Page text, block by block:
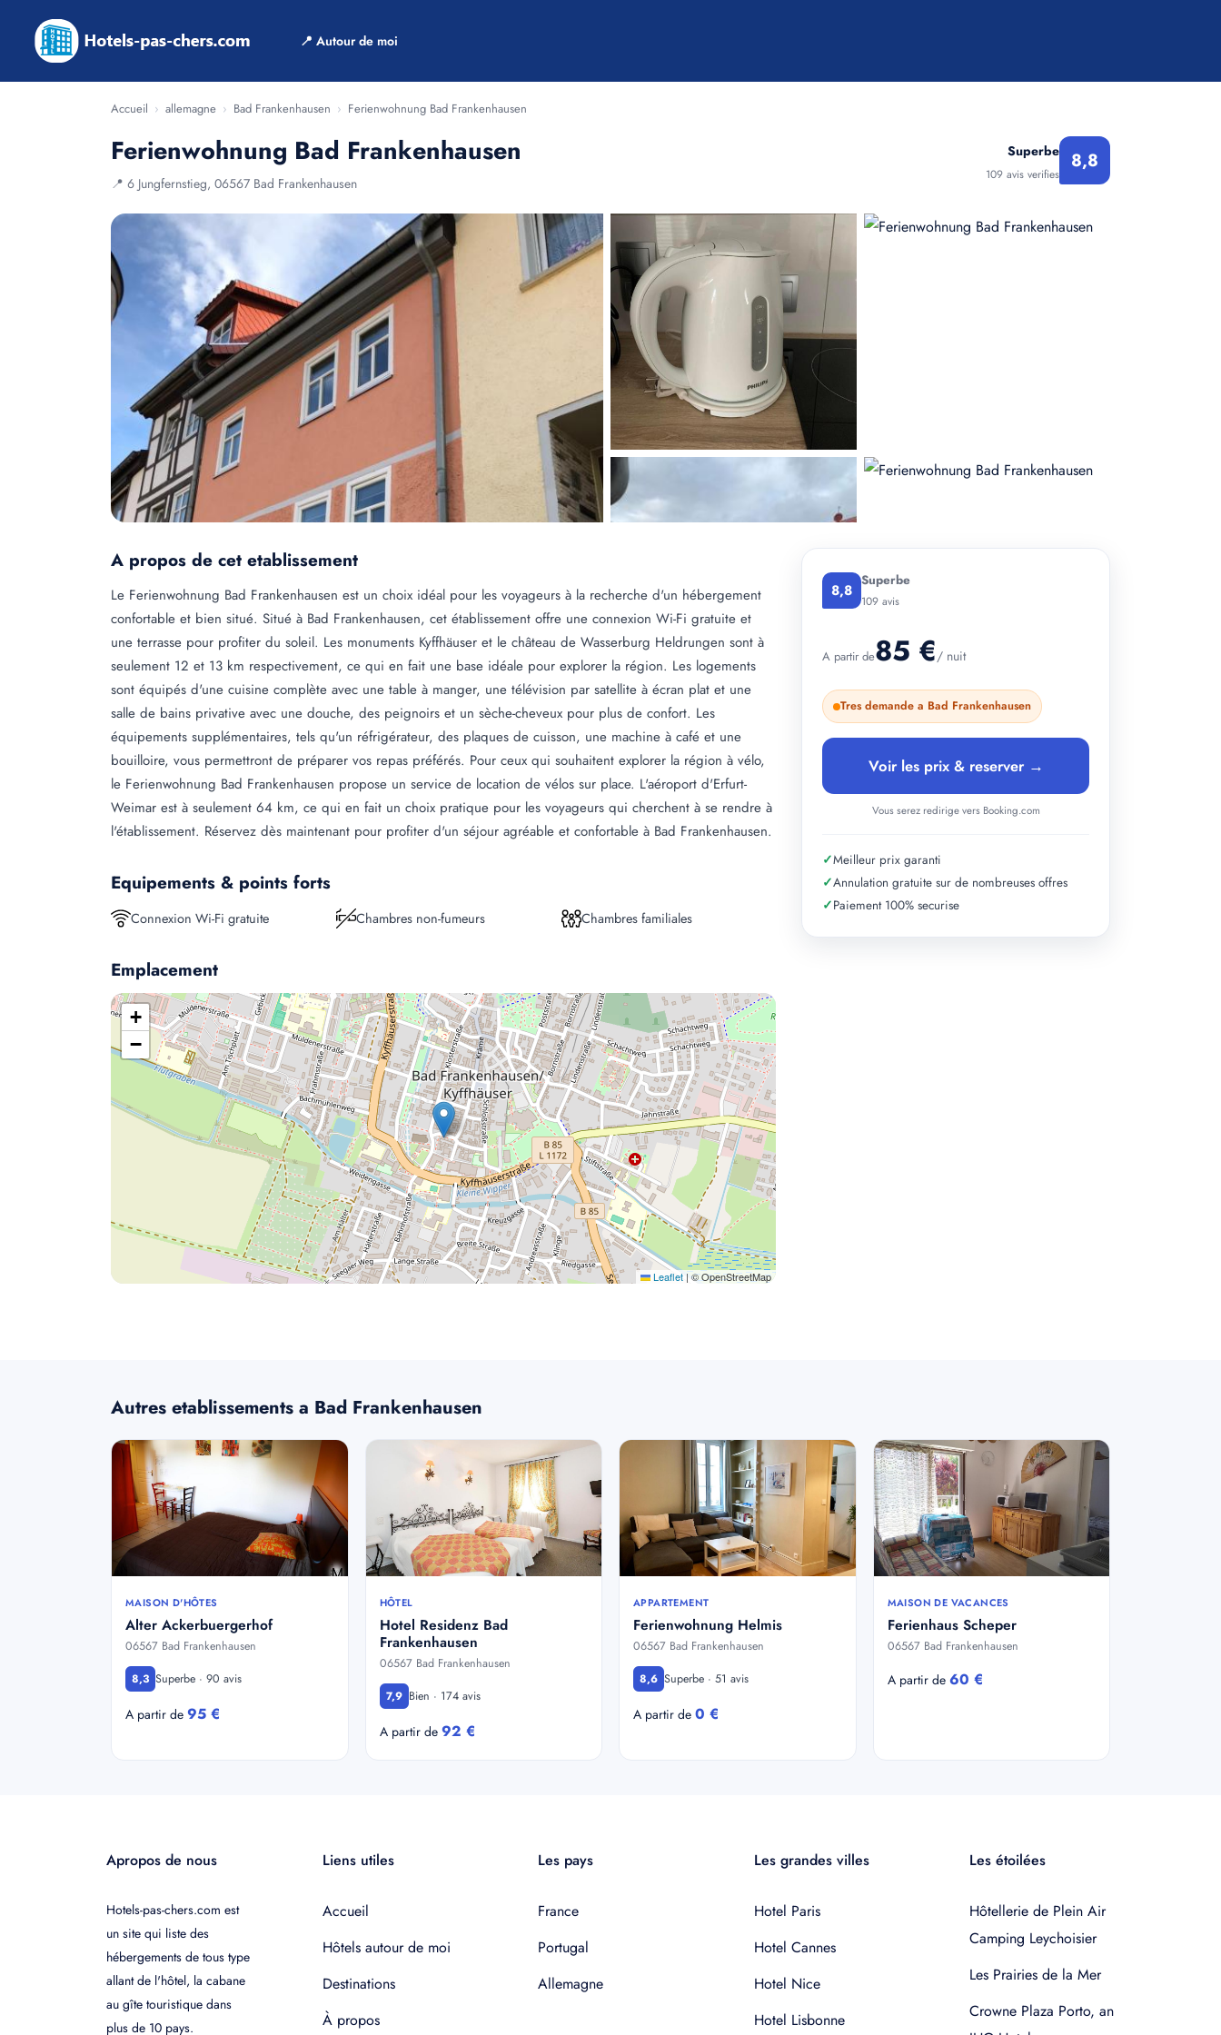
📍 Autour de moi
Accueil › allemagne › Bad Frankenhausen › Ferienwohnung Bad Frankenhausen
Ferienwohnung Bad Frankenhausen
📍 6 Jungfernstieg, 06567 Bad Frankenhausen
Superbe
109 avis verifies
8,8
+ 4 photos
A propos de cet etablissement
Le Ferienwohnung Bad Frankenhausen est un choix idéal pour les voyageurs à la recherche d'un hébergement
confortable et bien situé. Situé à Bad Frankenhausen, cet établissement offre une connexion Wi-Fi gratuite et
une terrasse pour profiter du soleil. Les monuments Kyffhäuser et le château de Wasserburg Heldrungen sont à
seulement 12 et 13 km respectivement, ce qui en fait une base idéale pour explorer la région. Les logements
sont équipés d'une cuisine complète avec une table à manger, une télévision par satellite à écran plat et une
salle de bains privative avec une douche, des peignoirs et un sèche-cheveux pour plus de confort. Les
équipements supplémentaires, tels qu'un réfrigérateur, des plaques de cuisson, une machine à café et une
bouilloire, vous permettront de préparer vos repas préférés. Pour ceux qui souhaitent explorer la région à vélo,
le Ferienwohnung Bad Frankenhausen propose un service de location de vélos sur place. L'aéroport d'Erfurt-
Weimar est à seulement 64 km, ce qui en fait un choix pratique pour les voyageurs qui cherchent à se rendre à
l'établissement. Réservez dès maintenant pour profiter d'un séjour agréable et confortable à Bad Frankenhausen.
Equipements & points forts
Connexion Wi-Fi gratuite Chambres non-fumeurs Chambres familiales
Emplacement
+
−
Leaflet |© OpenStreetMap
8,8 Superbe
109 avis
A partir de85 €/ nuit
Tres demande a Bad Frankenhausen
Voir les prix & reserver →
Vous serez redirige vers Booking.com
✓Meilleur prix garanti
✓Annulation gratuite sur de nombreuses offres
✓Paiement 100% securise
Autres etablissements a Bad Frankenhausen
MAISON D'HÔTES
Alter Ackerbuergerhof
06567 Bad Frankenhausen
8,3 Superbe · 90 avis
A partir de 95 €
HÔTEL
Hotel Residenz Bad
Frankenhausen
06567 Bad Frankenhausen
7,9 Bien · 174 avis
A partir de 92 €
APPARTEMENT
Ferienwohnung Helmis
06567 Bad Frankenhausen
8,6 Superbe · 51 avis
A partir de 0 €
MAISON DE VACANCES
Ferienhaus Scheper
06567 Bad Frankenhausen
A partir de 60 €
Apropos de nous
Hotels-pas-chers.com est
un site qui liste des
hébergements de tous type
allant de l'hôtel, la cabane
au gîte touristique dans
plus de 10 pays.
Liens utiles
Accueil
Hôtels autour de moi
Destinations
À propos
Les pays
France
Portugal
Allemagne
Les grandes villes
Hotel Paris
Hotel Cannes
Hotel Nice
Hotel Lisbonne
Les étoilées
Hôtellerie de Plein Air
Camping Leychoisier
Les Prairies de la Mer
Crowne Plaza Porto, an